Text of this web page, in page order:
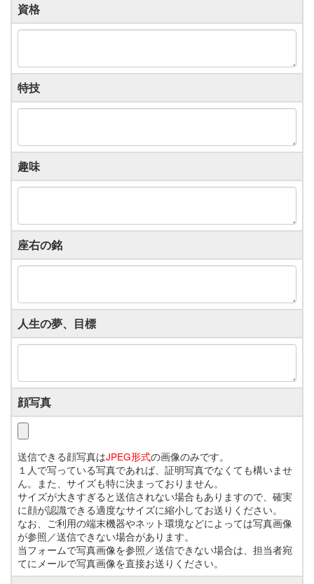
資格
特技
趣味
座右の銘
人生の夢、目標
顔写真
送信できる顔写真はJPEG形式の画像のみです。
１人で写っている写真であれば、証明写真でなくても構いませ
ん。また、サイズも特に決まっておりません。
サイズが大きすぎると送信されない場合もありますので、確実
に顔が認識できる適度なサイズに縮小してお送りください。
なお、ご利用の端末機器やネット環境などによっては写真画像
が参照／送信できない場合があります。
当フォームで写真画像を参照／送信できない場合は、担当者宛
てにメールで写真画像を直接お送りください。